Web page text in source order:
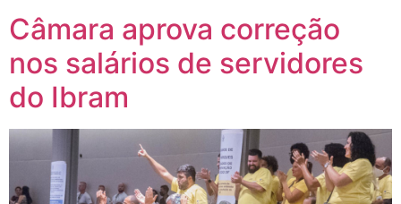
Câmara aprova correção
nos salários de servidores
do Ibram